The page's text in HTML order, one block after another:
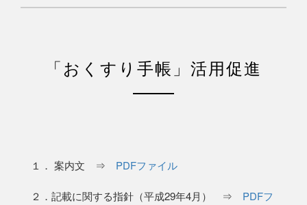
「おくすり手帳」活用促進
１． 案内文 ⇒ PDFファイル
２．記載に関する指針（平成29年4月） ⇒ PDFフ